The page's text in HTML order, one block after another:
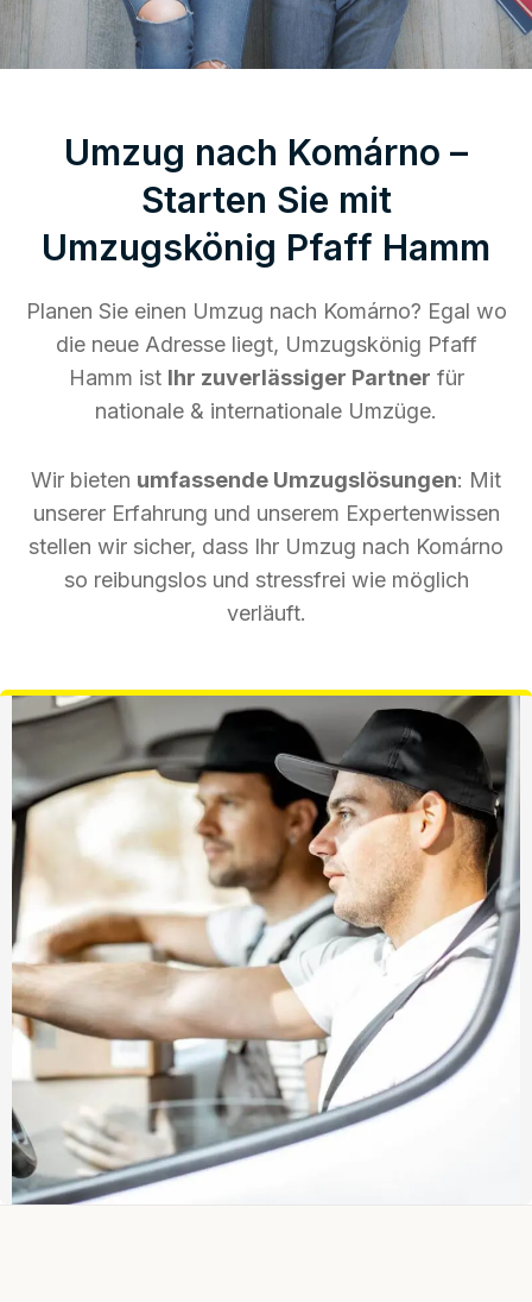
Umzug nach Komárno –
Starten Sie mit
Umzugskönig Pfaff Hamm
Planen Sie einen Umzug nach Komárno? Egal wo
die neue Adresse liegt, Umzugskönig Pfaff
Hamm ist Ihr zuverlässiger Partner für
nationale & internationale Umzüge.
Wir bieten umfassende Umzugslösungen: Mit
unserer Erfahrung und unserem Expertenwissen
stellen wir sicher, dass Ihr Umzug nach Komárno
so reibungslos und stressfrei wie möglich
verläuft.